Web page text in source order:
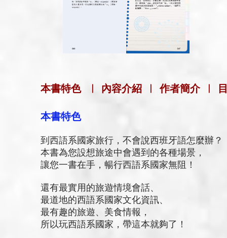
本書特色 | 內容介紹 |作者簡介 |
本書特色
到西語系國家旅行，不會說西班牙語怎麼辦？
本書為您設想旅途中會遇到的各種場景，
讓您一書在手，暢行西語系國家無阻！
還有最實用的旅遊情境會話、
最道地的西語系國家文化資訊、
最有趣的旅遊、美食情報，
所以玩西語系國家，帶這本就夠了！